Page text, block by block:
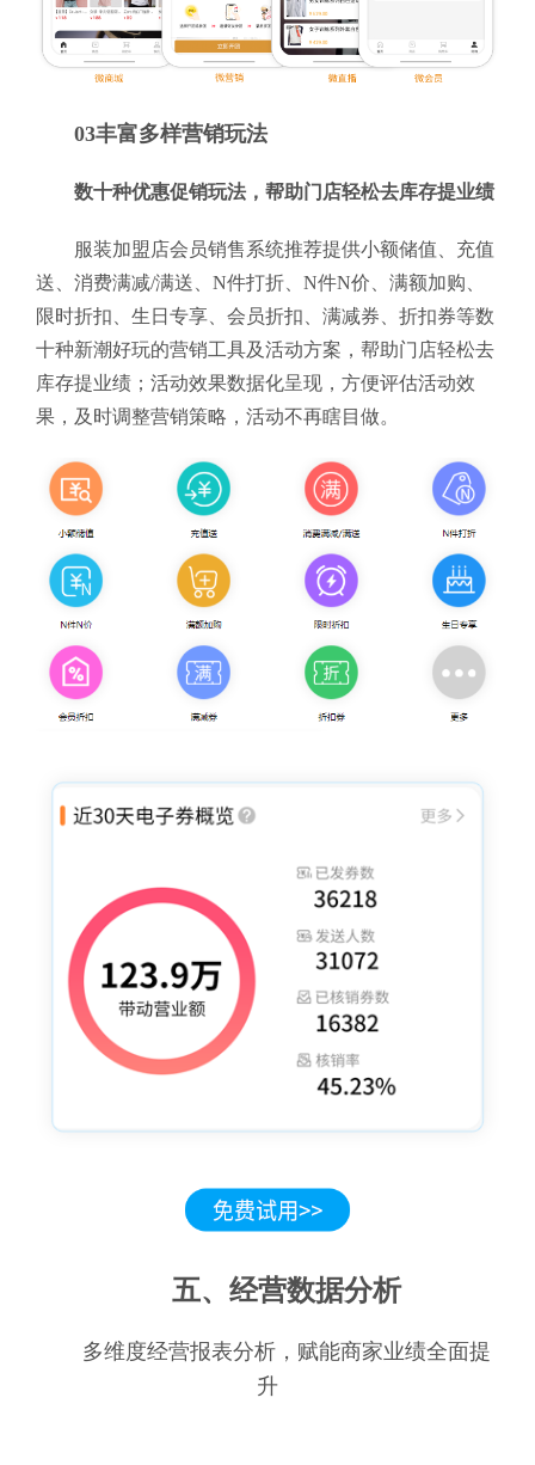
03丰富多样营销玩法
数十种优惠促销玩法，帮助门店轻松去库存提业绩
服装加盟店会员销售系统推荐提供小额储值、充值
送、消费满减/满送、N件打折、N件N价、满额加购、
限时折扣、生日专享、会员折扣、满减券、折扣券等数
十种新潮好玩的营销工具及活动方案，帮助门店轻松去
库存提业绩；活动效果数据化呈现，方便评估活动效
果，及时调整营销策略，活动不再瞎目做。
五、经营数据分析
多维度经营报表分析，赋能商家业绩全面提
升